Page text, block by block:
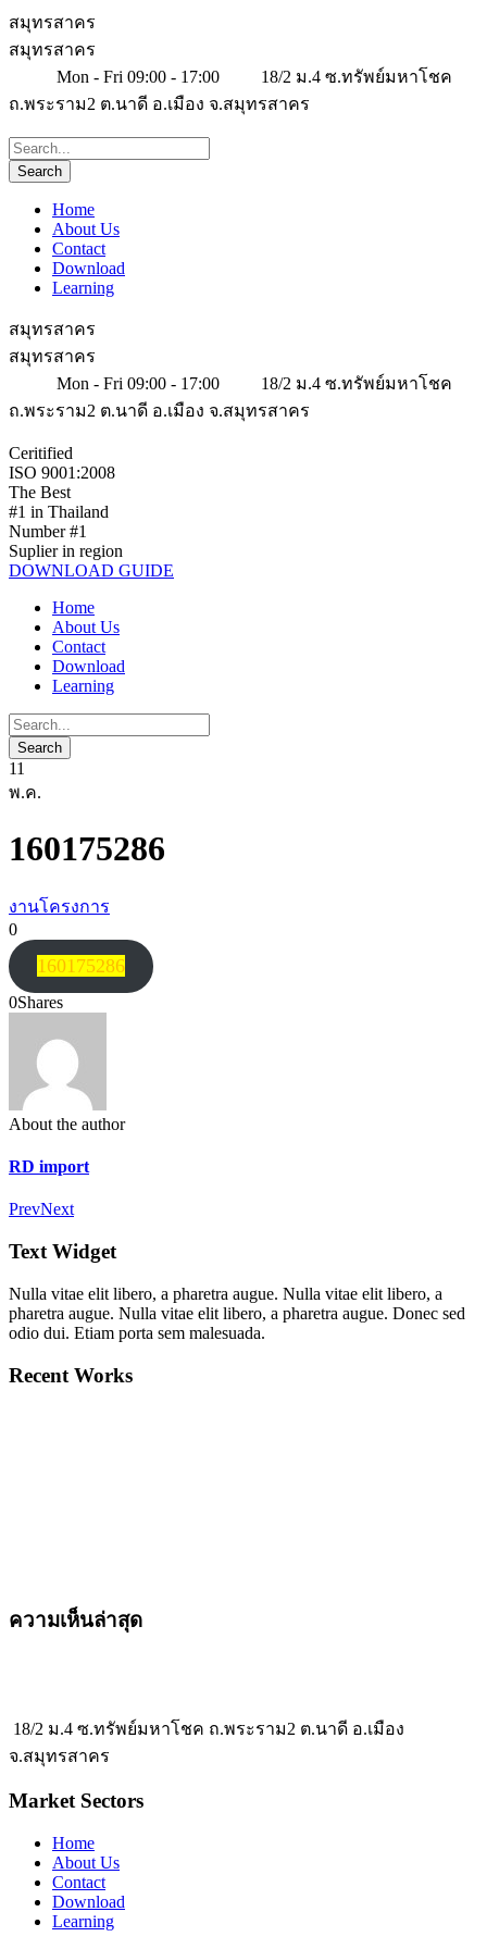
สมุทรสาคร
สมุทรสาคร
Mon - Fri 09:00 - 17:00
18/2 ม.4 ซ.ทรัพย์มหาโชค
ถ.พระราม2 ต.นาดี อ.เมือง จ.สมุทรสาคร
Home
About Us
Contact
Download
Learning
สมุทรสาคร
สมุทรสาคร
Mon - Fri 09:00 - 17:00
18/2 ม.4 ซ.ทรัพย์มหาโชค
ถ.พระราม2 ต.นาดี อ.เมือง จ.สมุทรสาคร
Ceritified
ISO 9001:2008
The Best
#1 in Thailand
Number #1
Suplier in region
DOWNLOAD GUIDE
Home
About Us
Contact
Download
Learning
11
พ.ค.
160175286
งานโครงการ
0
160175286
0Shares
About the author
RD import
PrevNext
Text Widget
Nulla vitae elit libero, a pharetra augue. Nulla vitae elit libero, a
pharetra augue. Nulla vitae elit libero, a pharetra augue. Donec sed
odio dui. Etiam porta sem malesuada.
Recent Works
ความเห็นล่าสุด
18/2 ม.4 ซ.ทรัพย์มหาโชค ถ.พระราม2 ต.นาดี อ.เมือง
จ.สมุทรสาคร
Market Sectors
Home
About Us
Contact
Download
Learning